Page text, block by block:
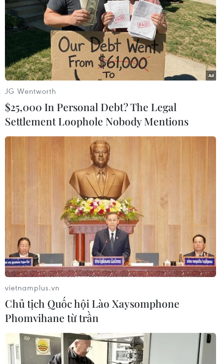
Kiev tố Nga tấn công quy mô lớn vào
Ukraine bằng thiết bị bay không người lái
Không quân Ukraine ngày 31/3 tuyên bố đã bắn hạ
hàng chục thiết bị bay không người lái (UAV) trong cuộc
tấn công qua đêm của lực lượng Nga.
JG Wentworth
$25,000 In Personal Debt? The Legal
Settlement Loophole Nobody Mentions
vietnamplus.vn
Chủ tịch Quốc hội Lào Xaysomphone
Phomvihane từ trần